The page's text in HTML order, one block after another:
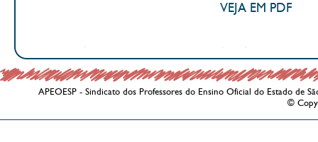
VEJA EM PDF
APEOESP - Sindicato dos Professores do Ensino Oficial do Estado de
©